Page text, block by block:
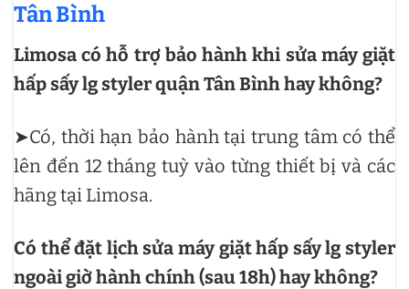
Tân Bình
Limosa có hỗ trợ bảo hành khi sửa máy giặt
hấp sấy lg styler quận Tân Bình hay không?
➤Có, thời hạn bảo hành tại trung tâm có thể
lên đến 12 tháng tuỳ vào từng thiết bị và các
hãng tại Limosa.
Có thể đặt lịch sửa máy giặt hấp sấy lg styler
ngoài giờ hành chính (sau 18h) hay không?